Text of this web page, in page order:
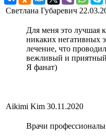
Светлана Губаревич
Для меня это лучшая
никаких негативных
лечение, что
вежливый и
Я фанат)
Aikimi Kim 30.11.2020
Врачи